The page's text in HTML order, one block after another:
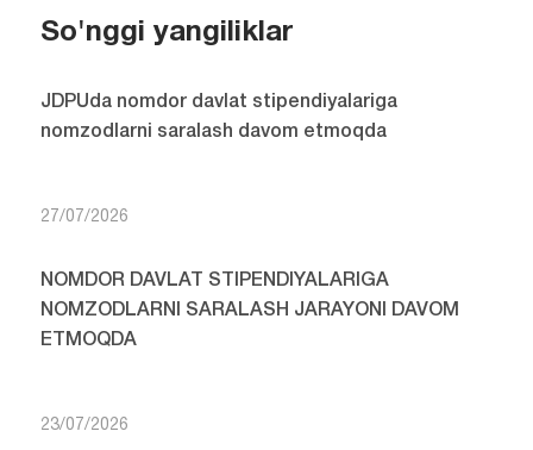
So'nggi yangiliklar
JDPUda nomdor davlat stipendiyalariga
nomzodlarni saralash davom etmoqda
27/07/2026
NOMDOR DAVLAT STIPENDIYALARIGA
NOMZODLARNI SARALASH JARAYONI DAVOM
ETMOQDA
23/07/2026